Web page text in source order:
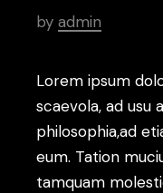
by admin
Lorem ipsum
scaevola, ad usu
philosophia,ad
eum. Tation
tamquam